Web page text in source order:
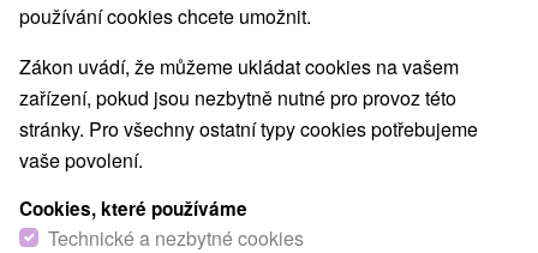
používání cookies chcete umožnit.
Zákon uvádí, že můžeme ukládat cookies na vašem
zařízení, pokud jsou nezbytně nutné pro provoz této
stránky. Pro všechny ostatní typy cookies potřebujeme
vaše povolení.
Cookies, které používáme
Technické a nezbytné cookies